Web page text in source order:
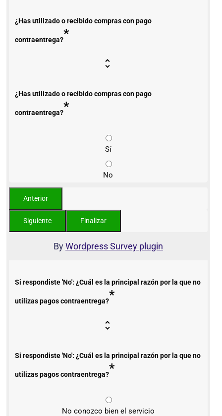
¿Has utilizado o recibido compras con pago
contraentrega?*
¿Has utilizado o recibido compras con pago
contraentrega?*
Sí
No
ByWordpress Survey plugin
Si respondiste 'No': ¿Cuál es la principal razón por la que no
utilizas pagos contraentrega?*
Si respondiste 'No': ¿Cuál es la principal razón por la que no
utilizas pagos contraentrega?*
No conozco bien el servicio